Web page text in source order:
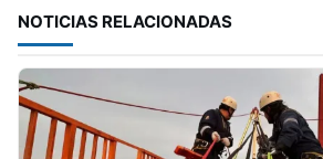
NOTICIAS RELACIONADAS